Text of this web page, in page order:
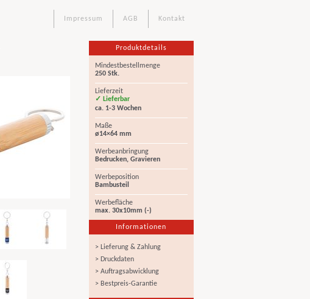
Kontakt
AGB
Impressum
Produktdetails
Mindestbestellmenge
250 Stk.
Lieferzeit
✓ Lieferbar
ca. 1-3 Wochen
Maße
ø14×64 mm
Werbeanbringung
Bedrucken, Gravieren
Werbeposition
Bambusteil
Werbefläche
max. 30x10mm (-)
Informationen
> Lieferung & Zahlung
> Druckdaten
> Auftragsabwicklung
> Bestpreis-Garantie